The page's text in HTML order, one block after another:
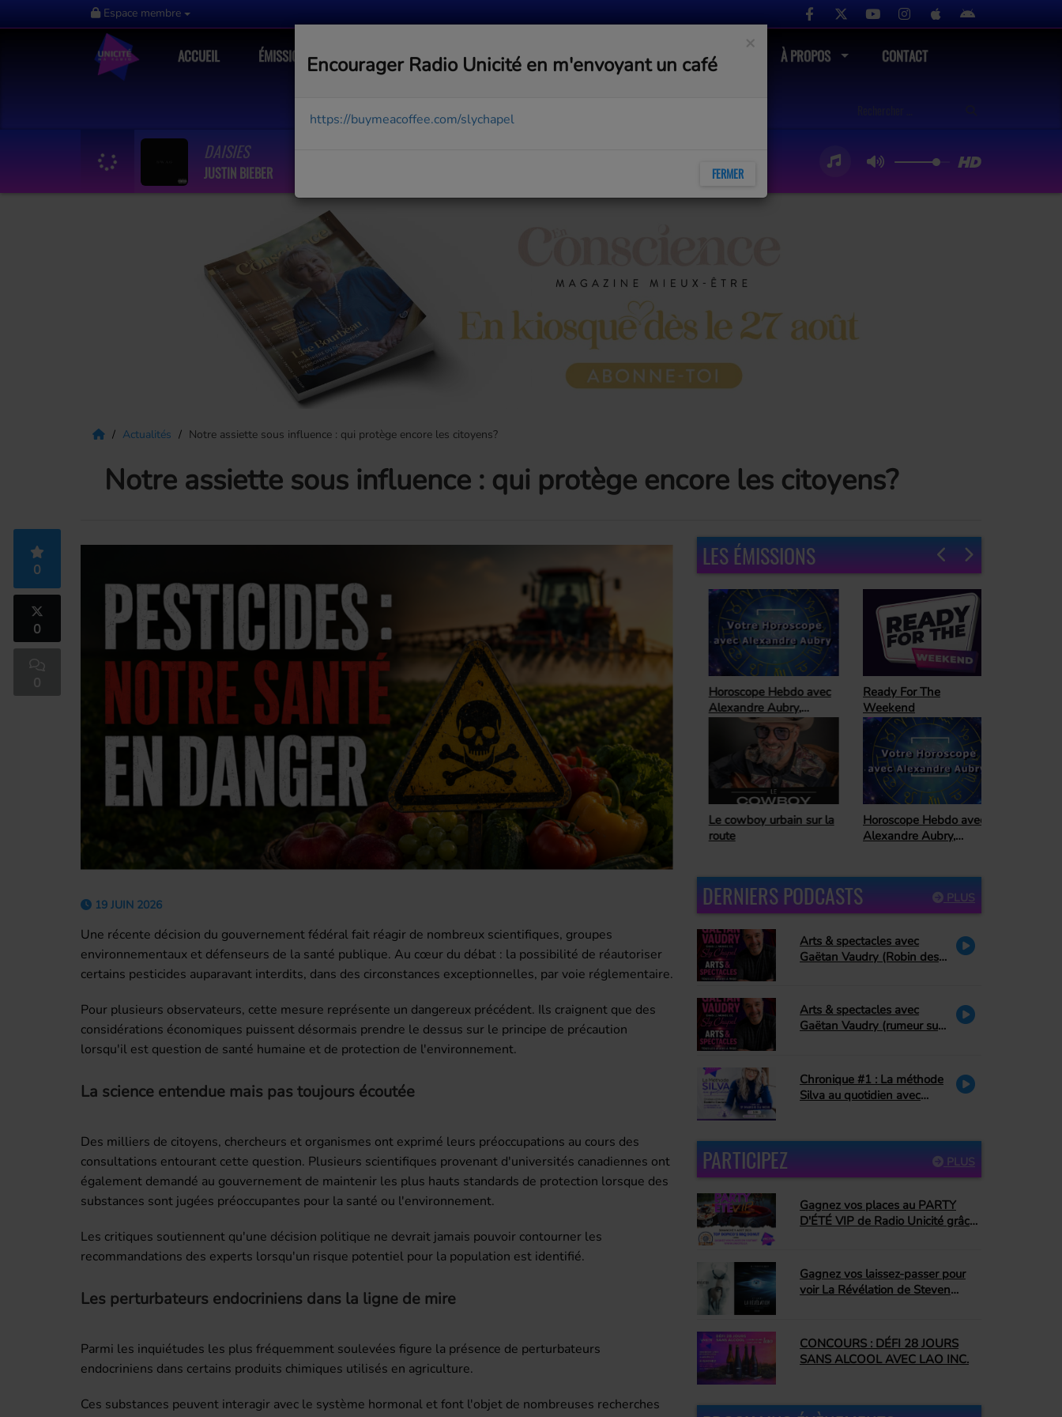
Espace membre
ACCUEIL ÉMISSIONS MUSIQUE ACTUALITÉS MÉDIAS COMMUNAUTÉ À PROPOS CONTACT
DAISIES
JUSTIN BIEBER
Actualités Notre assiette sous influence : qui protège encore les citoyens?
Notre assiette sous influence : qui protège encore les citoyens?
0
0
0
19 JUIN 2026
Une récente décision du gouvernement fédéral fait réagir de nombreux scientifiques, groupes
environnementaux et défenseurs de la santé publique. Au cœur du débat : la possibilité de réautoriser
certains pesticides auparavant interdits, dans des circonstances exceptionnelles, par voie réglementaire.
Pour plusieurs observateurs, cette mesure représente un dangereux précédent. Ils craignent que des
considérations économiques puissent désormais prendre le dessus sur le principe de précaution
lorsqu'il est question de santé humaine et de protection de l'environnement.
La science entendue mais pas toujours écoutée
Des milliers de citoyens, chercheurs et organismes ont exprimé leurs préoccupations au cours des
consultations entourant cette question. Plusieurs scientifiques provenant d'universités canadiennes ont
également demandé au gouvernement de maintenir les plus hauts standards de protection lorsque des
substances sont jugées préoccupantes pour la santé ou l'environnement.
Les critiques soutiennent qu'une décision politique ne devrait jamais pouvoir contourner les
recommandations des experts lorsqu'un risque potentiel pour la population est identifié.
Les perturbateurs endocriniens dans la ligne de mire
Parmi les inquiétudes les plus fréquemment soulevées figure la présence de perturbateurs
endocriniens dans certains produits chimiques utilisés en agriculture.
Ces substances peuvent interagir avec le système hormonal et font l'objet de nombreuses recherches
LES ÉMISSIONS
Unbeatable 80's avec
Steve Randall
Top Succès avec Bob
Péloquin
Horoscope Hebdo avec
Alexandre Aubry,
astrologue
Le cowboy urbain sur la
route
Ready For The
Weekend
Horoscope Hebdo avec
Alexandre Aubry,
PLUS
DERNIERS PODCASTS
Arts & spectacles avec
Gaëtan Vaudry (Robin des
rend hommage à Bonnie
Tyler)
Arts & spectacles avec
Gaëtan Vaudry (rumeur sur
Chronique #1 : La méthode
Silva au quotidien avec
PLUS
PARTICIPEZ
Gagnez vos places au PARTY
D'ÉTÉ VIP de Radio Unicité grâce
Gagnez vos laissez-passer pour
voir La Révélation de Steven
CONCOURS : DÉFI 28 JOURS
SANS ALCOOL AVEC LAO INC.
×
Encourager Radio Unicité en m'envoyant un café
https://buymeacoffee.com/slychapel
FERMER